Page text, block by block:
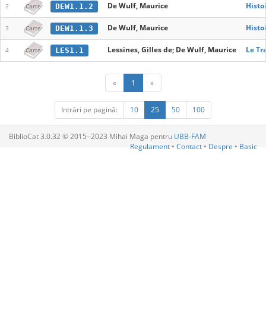
2 Carte DEW1.1.2 De Wulf, Maurice
3 Carte DEW1.1.3 De Wulf, Maurice
4 Carte LES1.1 Lessines, Gilles de; De Wulf, Maurice Le
« 1 »
Intrări pe pagină: 10 25 50 100
BiblioCat 3.0.32 © 2015‒2023 Mihai Maga pentru UBB-FAM
Regulament • Contact • Despre • Basic